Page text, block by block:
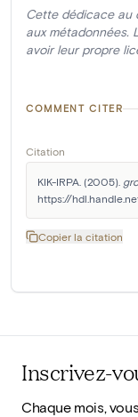
Cette dédicace au
aux métadonnées.
avoir leur propre
COMMENT CITER
Citation
KIK-IRPA. (2005).
https://
Copier la citation
Inscrivez-
Chaque mois,